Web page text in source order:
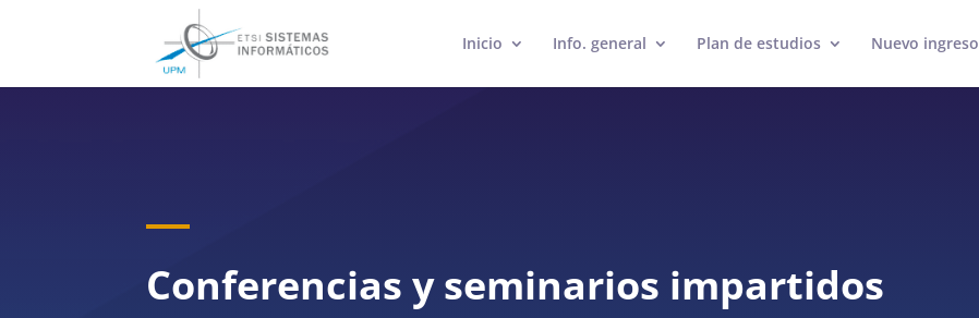
Inicio Info. general Plan de estudios Nuevo ingreso
Conferencias y seminarios impartidos